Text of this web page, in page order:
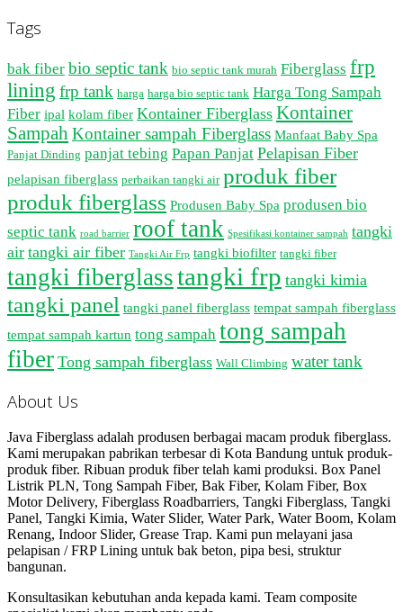
Tags
bak fiber bio septic tank bio septic tank murah Fiberglass frp
lining frp tank harga harga bio septic tank Harga Tong Sampah
Fiber ipal kolam fiber Kontainer Fiberglass Kontainer
Sampah Kontainer sampah Fiberglass Manfaat Baby Spa
Panjat Dinding panjat tebing Papan Panjat Pelapisan Fiber
pelapisan fiberglass perbaikan tangki air produk fiber
produk fiberglass Produsen Baby Spa produsen bio
septic tank road barrier roof tank Spesifikasi kontainer sampah tangki
air tangki air fiber Tangki Air Frp tangki biofilter tangki fiber
tangki fiberglasstangki frp tangki kimia
tangki panel tangki panel fiberglass tempat sampah fiberglass
tempat sampah kartun tong sampah tong sampah
fiber Tong sampah fiberglass Wall Climbing water tank
About Us
Java Fiberglass adalah produsen berbagai macam produk fiberglass.
Kami merupakan pabrikan terbesar di Kota Bandung untuk produk-
produk fiber. Ribuan produk fiber telah kami produksi. Box Panel
Listrik PLN, Tong Sampah Fiber, Bak Fiber, Kolam Fiber, Box
Motor Delivery, Fiberglass Roadbarriers, Tangki Fiberglass, Tangki
Panel, Tangki Kimia, Water Slider, Water Park, Water Boom, Kolam
Renang, Indoor Slider, Grease Trap. Kami pun melayani jasa
pelapisan / FRP Lining untuk bak beton, pipa besi, struktur
bangunan.
Konsultasikan kebutuhan anda kepada kami. Team composite